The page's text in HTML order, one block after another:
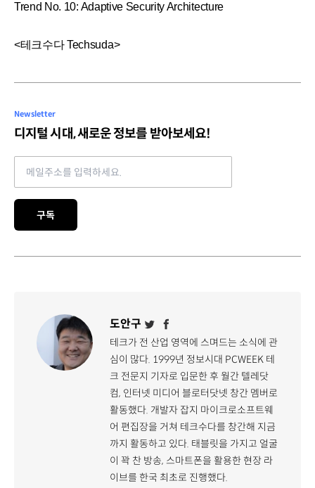
Trend No. 10: Adaptive Security Architecture
<테크수다 Techsuda>
Newsletter
디지털 시대, 새로운 정보를 받아보세요!
Email address
구독
도안구
테크가 전 산업 영역에 스며드는 소식에 관
심이 많다. 1999년 정보시대 PCWEEK 테
크 전문지 기자로 입문한 후 월간 텔레닷
컴, 인터넷 미디어 블로터닷넷 창간 멤버로
활동했다. 개발자 잡지 마이크로소프트웨
어 편집장을 거쳐 테크수다를 창간해 지금
까지 활동하고 있다. 태블릿을 가지고 얼굴
이 꽉 찬 방송, 스마트폰을 활용한 현장 라
이브를 한국 최초로 진행했다.